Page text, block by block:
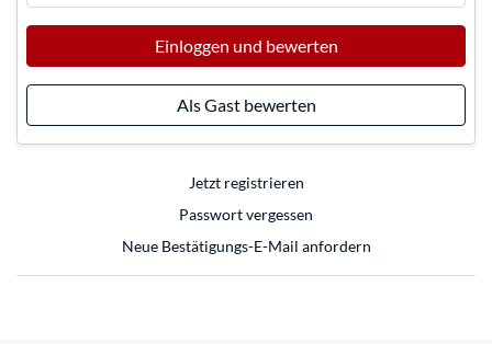
Einloggen und bewerten
Als Gast bewerten
Jetzt registrieren
Passwort vergessen
Neue Bestätigungs-E-Mail anfordern